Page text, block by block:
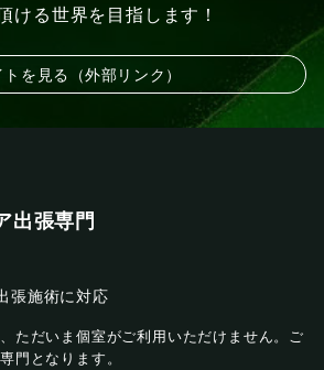
ける世界を目指します！
トを見る（外部リンク）
出張専門
張施術に対応
ただいま個室がご利用いただけません。ご
門となります。